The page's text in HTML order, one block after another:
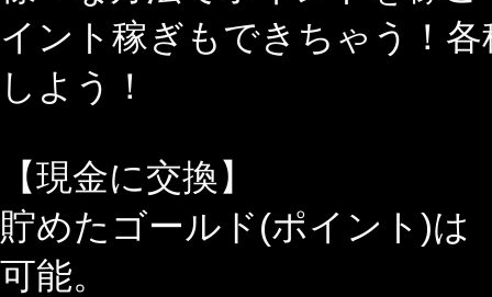
イント稼ぎもできちゃう！
しよう！
【現金に交換】
貯めたゴールド(ポイント)は
可能。